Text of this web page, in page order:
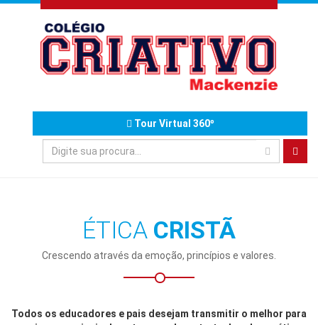
Tour Virtual 360º
ÉTICA CRISTÃ
Crescendo através da emoção, princípios e valores.
Todos os educadores e pais desejam transmitir o melhor para